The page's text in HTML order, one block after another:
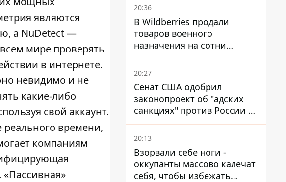
являются
а NuDetect —
мире проверять
в интернете.
невидимо и не
какие-либо
свой аккаунт.
времени,
компаниям
«Пассивная»
20:36
В Wildberries продали
товаров военного
назначения на сотни
миллионов, но удары ВСУ
изменили ситуацию
20:27
Сенат США одобрил
законопроект об "адских
санкциях" против России и
Ирана
20:13
Взорвали себе ноги -
оккупанты массово калечат
себя, чтобы избежать